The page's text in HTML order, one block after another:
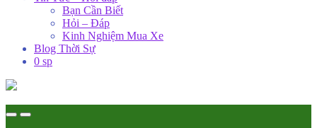
Bạn Cần Biết
Hỏi – Đáp
Kinh Nghiệm Mua Xe
Blog Thời Sự
0 sp